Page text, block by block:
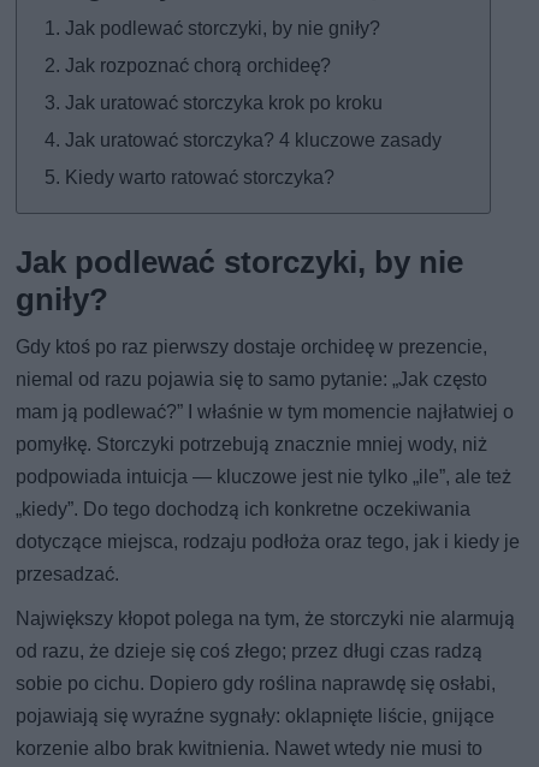
Jak podlewać storczyki, by nie gniły?
Jak rozpoznać chorą orchideę?
Jak uratować storczyka krok po kroku
Jak uratować storczyka? 4 kluczowe zasady
Kiedy warto ratować storczyka?
Jak podlewać storczyki, by nie
gniły?
Gdy ktoś po raz pierwszy dostaje orchideę w prezencie,
niemal od razu pojawia się to samo pytanie: „Jak często
mam ją podlewać?” I właśnie w tym momencie najłatwiej o
pomyłkę. Storczyki potrzebują znacznie mniej wody, niż
podpowiada intuicja — kluczowe jest nie tylko „ile”, ale też
„kiedy”. Do tego dochodzą ich konkretne oczekiwania
dotyczące miejsca, rodzaju podłoża oraz tego, jak i kiedy je
przesadzać.
Największy kłopot polega na tym, że storczyki nie alarmują
od razu, że dzieje się coś złego; przez długi czas radzą
sobie po cichu. Dopiero gdy roślina naprawdę się osłabi,
pojawiają się wyraźne sygnały: oklapnięte liście, gnijące
korzenie albo brak kwitnienia. Nawet wtedy nie musi to